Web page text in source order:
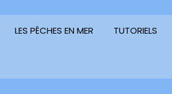
LES PÊCHES EN MER TUTORIELS